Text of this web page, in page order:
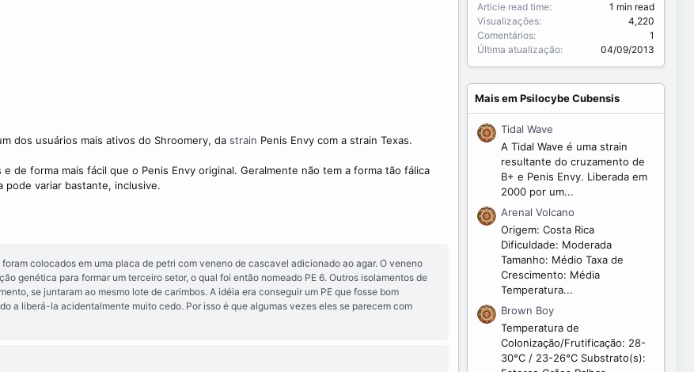
dos usuários mais ativos do Shroomery, da strain Penis Envy com a strain Texas.
de forma mais fácil que o Penis Envy original. Geralmente não tem a forma tão fálica
pode variar bastante, inclusive.
foram colocados em uma placa de petri com veneno de cascavel adicionado ao agar. O veneno
genética para formar um terceiro setor, o qual foi então nomeado PE 6. Outros isolamentos de
se juntaram ao mesmo lote de carimbos. A idéia era conseguir um PE que fosse bom
a liberá-la acidentalmente muito cedo. Por isso é que algumas vezes eles se parecem com
Article read time
1 min read
Visualizações
4,220
Comentários
1
Última atualização
04/09/2013
Mais em Psilocybe Cubensis
Tidal Wave
A Tidal Wave é uma strain
resultante do cruzamento de
B+ e Penis Envy. Liberada em
2000 por um...
Arenal Volcano
Origem: Costa Rica
Dificuldade: Moderada
Tamanho: Médio Taxa de
Crescimento: Média
Temperatura...
Brown Boy
Temperatura de
Colonização/Frutificação: 28-
30°C / 23-26°C Substrato(s):